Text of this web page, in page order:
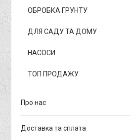
ОБРОБКА ГРУНТУ
ДЛЯ САДУ ТА ДОМУ
НАСОСИ
ТОП ПРОДАЖУ
Про нас
Доставка та сплата